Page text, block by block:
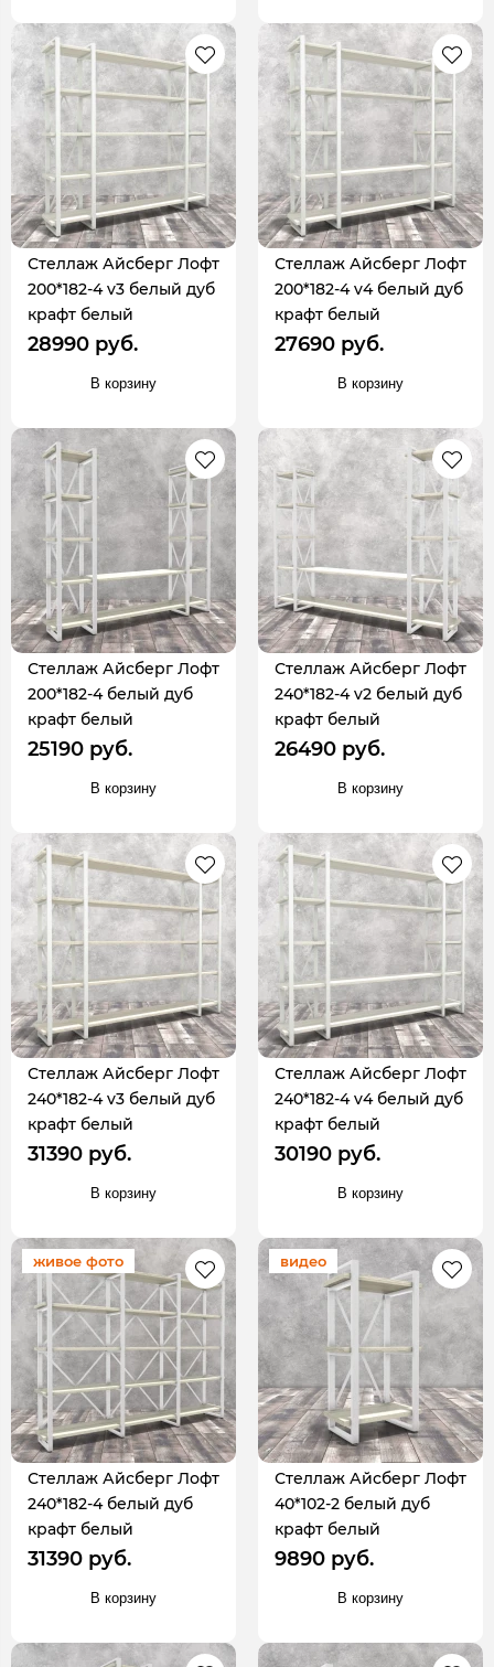
Стеллаж Айсберг Лофт
200*182-4 v3 белый дуб
крафт белый
28990 руб.
В корзину
Стеллаж Айсберг Лофт
200*182-4 v4 белый дуб
крафт белый
27690 руб.
В корзину
Стеллаж Айсберг Лофт
200*182-4 белый дуб
крафт белый
25190 руб.
В корзину
Стеллаж Айсберг Лофт
240*182-4 v2 белый дуб
крафт белый
26490 руб.
В корзину
Стеллаж Айсберг Лофт
240*182-4 v3 белый дуб
крафт белый
31390 руб.
В корзину
Стеллаж Айсберг Лофт
240*182-4 v4 белый дуб
крафт белый
30190 руб.
В корзину
живое фото
Стеллаж Айсберг Лофт
240*182-4 белый дуб
крафт белый
31390 руб.
В корзину
видео
Стеллаж Айсберг Лофт
40*102-2 белый дуб
крафт белый
9890 руб.
В корзину